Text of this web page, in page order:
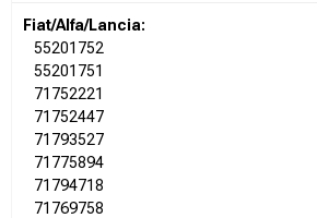
Fiat/Alfa/Lancia:
55201752
55201751
71752221
71752447
71793527
71775894
71794718
71769758